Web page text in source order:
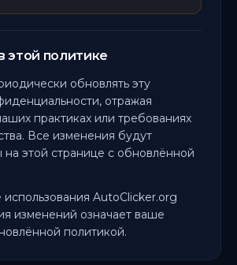
этой политике
обновлять эту
отражая
практиках или требованиях
Все изменения будут
на этой странице с обновлённой
AutoClicker.org
изменений означает ваше
политикой.